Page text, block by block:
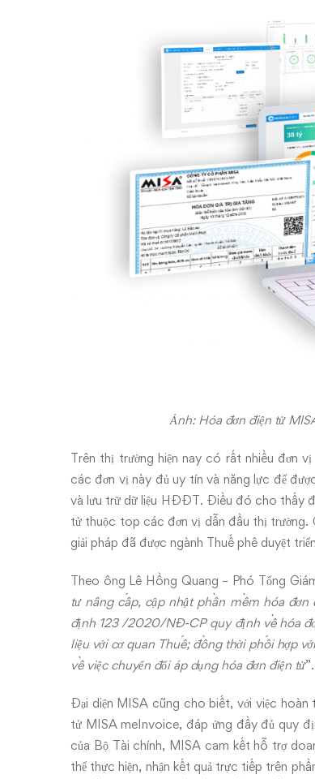
Ảnh: Hóa đơn điện tử
Trên thị trường hiện nay có rất nhiều đơn
các đơn vị này đủ uy tín và năng lực để
và lưu trữ dữ liệu HĐĐT. Điều đó cho thấy
tử thuộc top các đơn vị dẫn đầu thị trường.
giải pháp đã được ngành Thuế phê duyệt
Theo ông Lê Hồng Quang – Phó Tổng
tư nâng cấp, cập nhật phần mềm hóa
định 123 /2020/NĐ-CP quy định về hóa
liệu với cơ quan Thuế; đồng thời phối hợp
về việc chuyển đổi áp dụng hóa đơn điện tử”.
Đại diện MISA cũng cho biết, với việc hoàn
tử MISA meInvoice, đáp ứng đầy đủ quy
của Bộ Tài chính, MISA cam kết hỗ trợ
thể thực hiện, nhận kết quả trực tiếp trên